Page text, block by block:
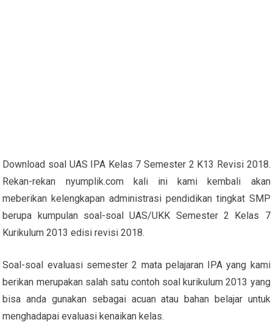
Download soal UAS IPA Kelas 7 Semester 2 K13 Revisi 2018.
Rekan-rekan nyumplik.com kali ini kami kembali akan
meberikan kelengkapan administrasi pendidikan tingkat SMP
berupa kumpulan soal-soal UAS/UKK Semester 2 Kelas 7
Kurikulum 2013 edisi revisi 2018.
Soal-soal evaluasi semester 2 mata pelajaran IPA yang kami
berikan merupakan salah satu contoh soal kurikulum 2013 yang
bisa anda gunakan sebagai acuan atau bahan belajar untuk
menghadapai evaluasi kenaikan kelas.